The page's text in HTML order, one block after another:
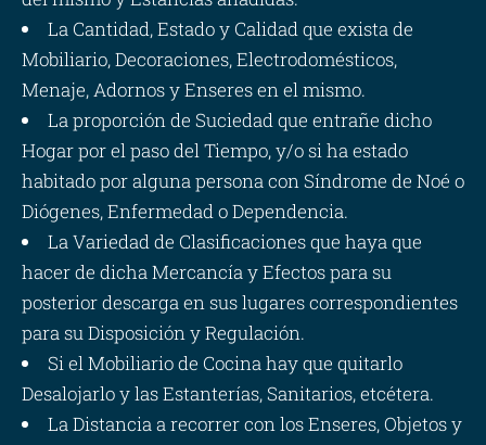
La Cantidad, Estado y Calidad que exista de
Mobiliario, Decoraciones, Electrodomésticos,
Menaje, Adornos y Enseres en el mismo.
La proporción de Suciedad que entrañe dicho
Hogar por el paso del Tiempo, y/o si ha estado
habitado por alguna persona con Síndrome de Noé o
Diógenes, Enfermedad o Dependencia.
La Variedad de Clasificaciones que haya que
hacer de dicha Mercancía y Efectos para su
posterior descarga en sus lugares correspondientes
para su Disposición y Regulación.
Si el Mobiliario de Cocina hay que quitarlo
Desalojarlo y las Estanterías, Sanitarios, etcétera.
La Distancia a recorrer con los Enseres, Objetos y